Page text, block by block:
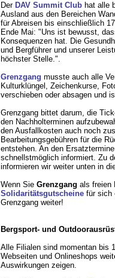
Der DAV Summit Clubhat alle
Ausland aus den Bereichen
für Abreisen bis einschließlich
Ende Mai: "Uns ist bewusst,
Konsequenzen hat. Die
und Bergführer und unserer
höchster Stelle.".
Grenzgang musste auch alle
Kulturklüngel, Zeichenkurse,
verschieben oder absagen und
Grenzgang bittet darum, die
den Nachholterminen
den Ausfallkosten auch noch
Bearbeitungsgebühren für die
entstehen. An den
schnellstmöglich informiert. Zu
informieren wir weiter unten in
Wenn Sie Grenzgang als freien
Solidaritätsgutscheinefür sich
Grenzgang weiter!
Bergsport- und
Alle Filialen sind momentan bis
Webseiten und Onlineshops
Auswirkungen zeigen.